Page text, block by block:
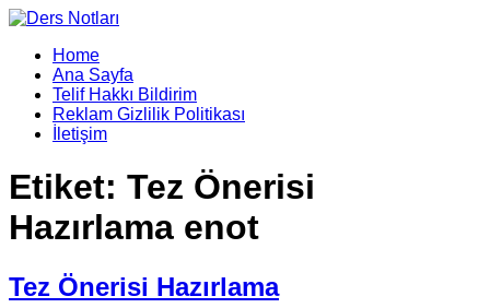
Home
Ana Sayfa
Telif Hakkı Bildirim
Reklam Gizlilik Politikası
İletişim
Etiket: Tez Önerisi
Hazırlama enot
Tez Önerisi Hazırlama